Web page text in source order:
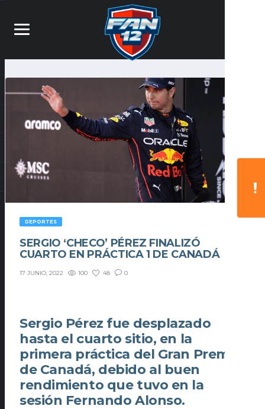
DEPORTES
SERGIO ‘CHECO’ PÉREZ FINALIZÓ
CUARTO EN PRÁCTICA 1 DE CANADÁ
17 JUNIO, 2022 100 48 0
Sergio Pérez fue desplazado
hasta el cuarto sitio, en la
primera práctica del Gran Premio
de Canadá, debido al buen
rendimiento que tuvo en la
sesión Fernando Alonso.